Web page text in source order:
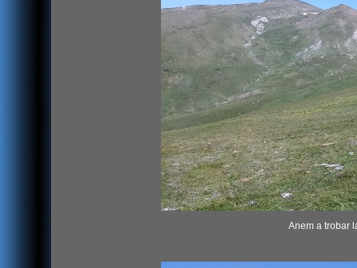
Anem a trobar